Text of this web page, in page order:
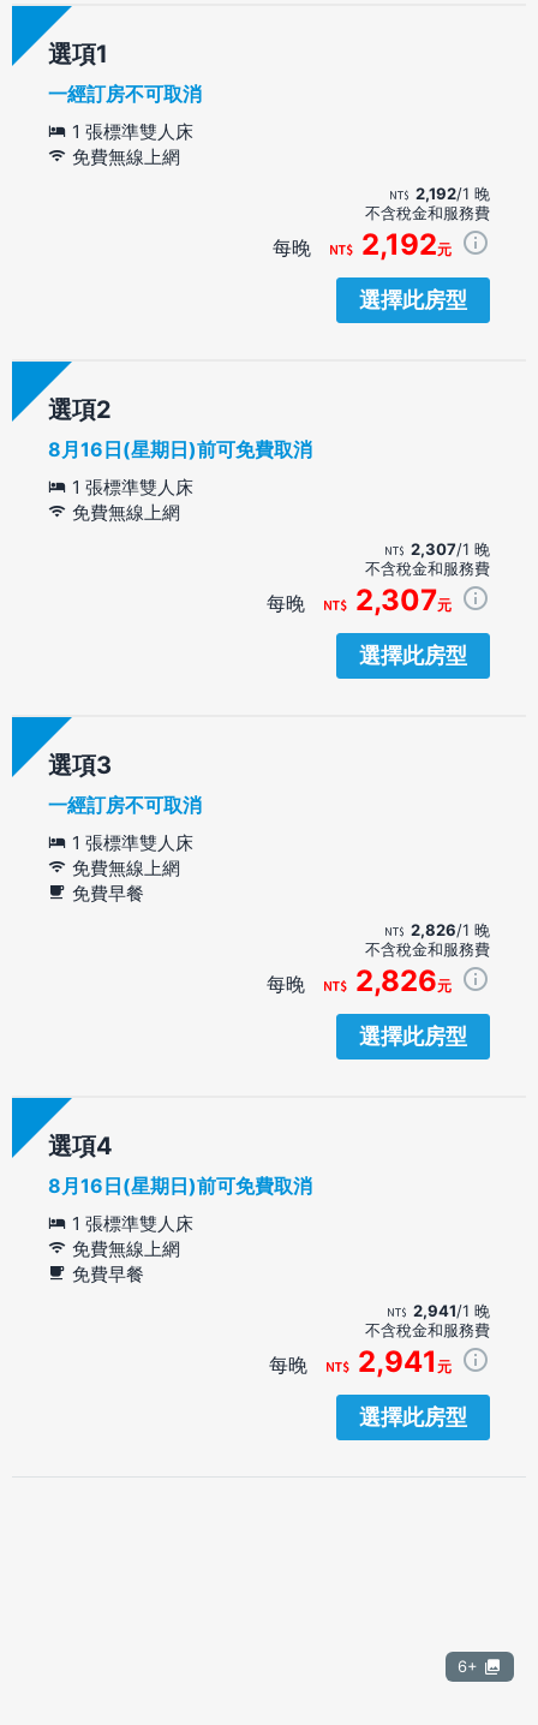
選項
一經訂房不可取消
1 張標準雙人床
免費無線上網
2,192/1 晚
不含稅金和服務費
每晚 2,192元
選擇此房型
選項
8月16日(星期日)前可免費取消
1 張標準雙人床
免費無線上網
2,307/1 晚
不含稅金和服務費
每晚 2,307元
選擇此房型
選項
一經訂房不可取消
1 張標準雙人床
免費無線上網
免費早餐
2,826/1 晚
不含稅金和服務費
每晚 2,826元
選擇此房型
選項
8月16日(星期日)前可免費取消
1 張標準雙人床
免費無線上網
免費早餐
2,941/1 晚
不含稅金和服務費
每晚 2,941 元
選擇此房型
6+